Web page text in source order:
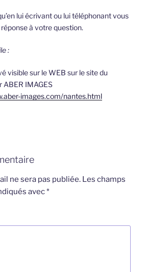
lui écrivant ou lui téléphonant vous
à votre question.
:
visible sur le WEB sur le site du
ABER IMAGES
images.com/nantes.html
ne sera pas publiée. Les champs
avec*